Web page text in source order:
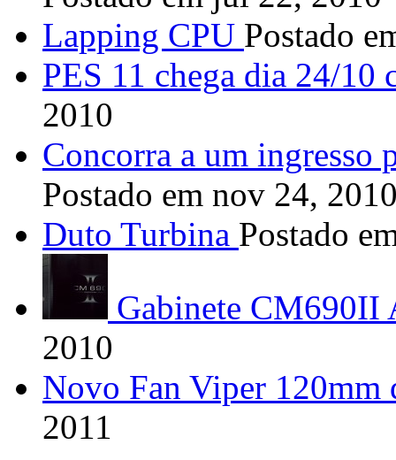
Lapping CPU Postado
PES 11 chega dia 24/10
2010
Concorra a um ingresso
Postado em nov 24,
Duto Turbina Postado
Gabinete CM690II
2010
Novo Fan Viper 120mm
2011